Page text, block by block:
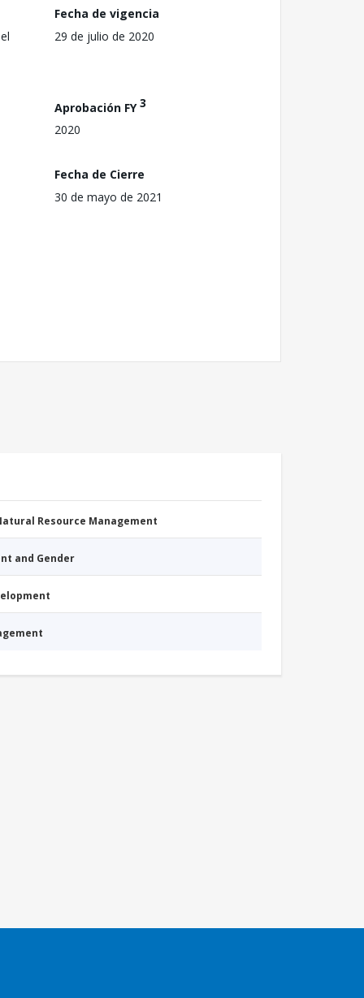
Fecha de vigencia
29 de julio de 2020
Aprobación FY3
2020
Fecha de Cierre
30 de mayo de 2021
Resource Management
and Gender